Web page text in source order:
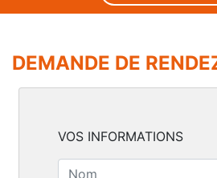
DEMANDE DE
VOS INFORMATIONS